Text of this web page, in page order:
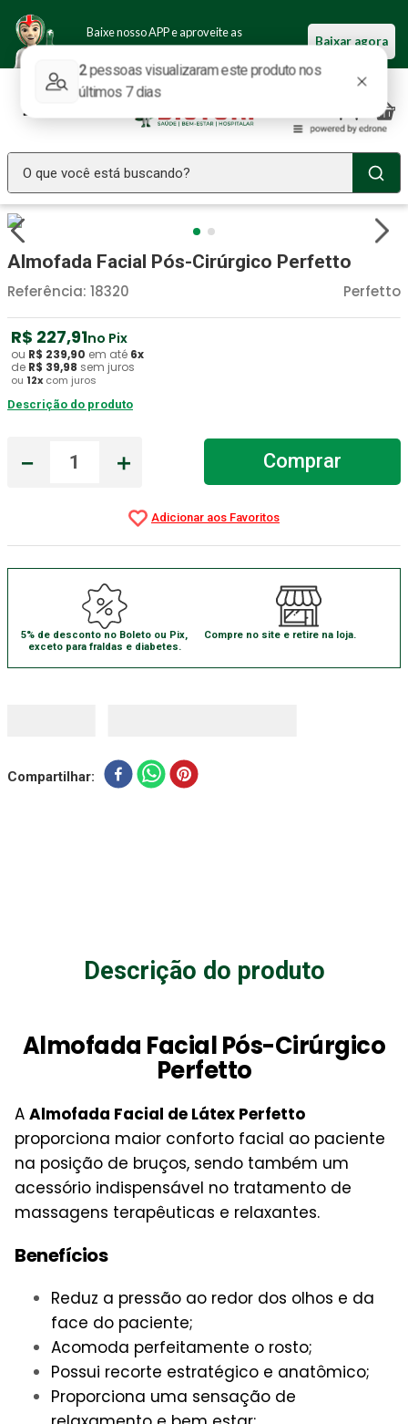
Baixe nosso APP e aproveite as
ofertas.
Baixar agora
O que você está buscando?
Almofada Facial Pós-Cirúrgico Perfetto
Perfetto
Referência: 18320
R$ 227,91no Pix
ou R$ 239,90 em até 6x
de R$ 39,98 sem juros
ou 12x com juros
Descrição do produto
＋
－ Comprar
5% de desconto no Boleto ou Pix,
exceto para fraldas e diabetes.
Compre no site e retire na loja.
Compartilhar
Descrição do produto
Almofada Facial Pós-Cirúrgico
Perfetto
A Almofada Facial de Látex Perfetto
proporciona maior conforto facial ao paciente
na posição de bruços, sendo também um
acessório indispensável no tratamento de
massagens terapêuticas e relaxantes.
Benefícios
Reduz a pressão ao redor dos olhos e da
face do paciente;
Acomoda perfeitamente o rosto;
Possui recorte estratégico e anatômico;
Proporciona uma sensação de
4º Estetoscopio Littmann
5 º Aparelho Pressão
6º Littmann
Gaze Esteril